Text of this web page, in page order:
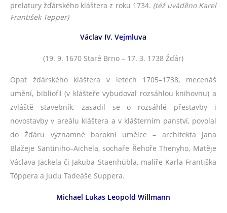
prelatury žďárského kláštera z roku 1734. (též uváděno Karel
František Tepper)
Václav IV. Vejmluva
(19. 9. 1670 Staré Brno – 17. 3. 1738 Žďár)
Opat žďárského kláštera v letech 1705–1738, mecenáš
umění, bibliofil (v klášteře vybudoval rozsáhlou knihovnu) a
zvláště stavebník, zasadil se o rozsáhlé přestavby i
novostavby v areálu kláštera a v klášterním panství, povolal
do Žďáru významné barokní umělce – architekta Jana
Blažeje Santiniho–Aichela, sochaře Řehoře Thenyho, Matěje
Václava Jäckela či Jakuba Staenhübla, malíře Karla Františka
Töppera a Judu Tadeáše Suppera.
Michael Lukas Leopold Willmann